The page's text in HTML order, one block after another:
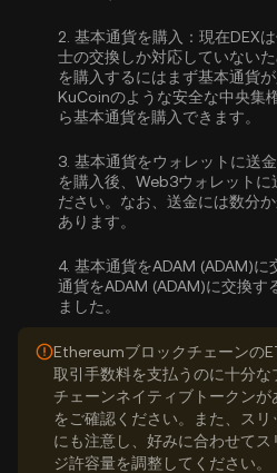
2. 基本通貨を購入： 現在DEX
士の交換しか対応していない
を購入するにはまず基本通貨が
KuCoinのような安全な中央集
ら基本通貨を購入 できます。
3. 基本通貨をウォレットに送金
を購入後、Web3ウォレットに
ださい。なお、送金には数分
あります。
4. 基本通貨をADAM (ADAM)に
通貨をADAM (ADAM)に交換す
ました。
Ethereumブロックチェーンの
取引手数料を支払うのに十分な
チェーンネイティブトークンが
をご確認ください。また、スリ
にも注意し、好みに合わせてス
ジ許容量を調整してください。